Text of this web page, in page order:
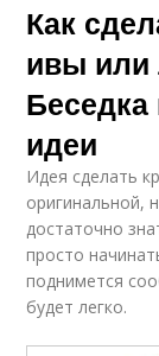
Как
ивы или
идеи
Идея сделать
оригинальной,
достаточно
просто
поднимется
будет легко.